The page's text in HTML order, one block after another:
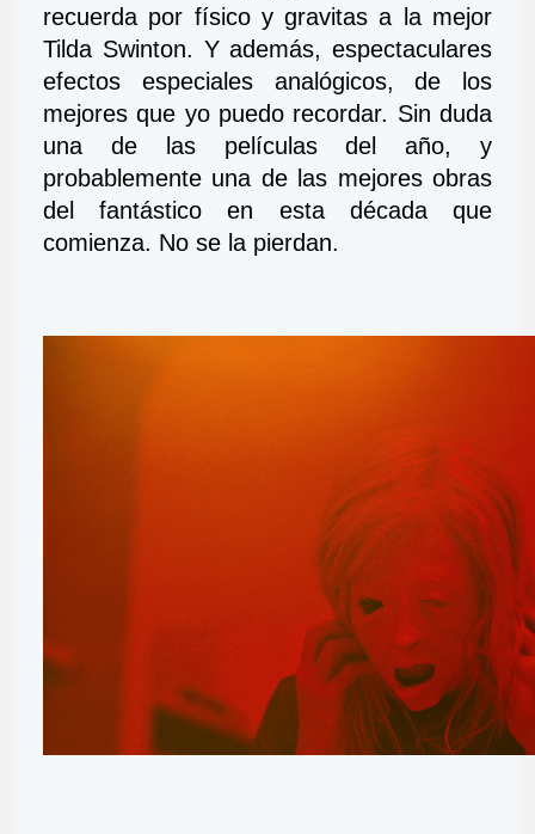
recuerda por físico y gravitas a la mejor
Tilda Swinton. Y además, espectaculares
efectos especiales analógicos, de los
mejores que yo puedo recordar. Sin duda
una de las películas del año, y
probablemente una de las mejores obras
del fantástico en esta década que
comienza. No se la pierdan.